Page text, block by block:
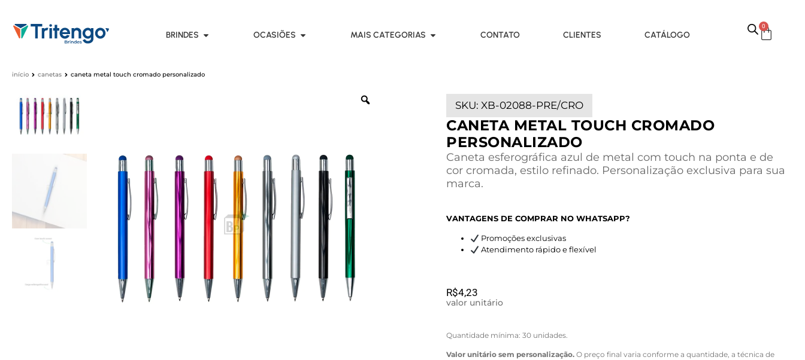
BRINDES OCASIÕES MAIS CATEGORIAS CONTATO CLIENTES CATÁLOGO
0
início canetas caneta metal touch cromado personalizado
SKU: XB-02088-PRE/CRO
CANETA METAL TOUCH CROMADO
PERSONALIZADO
Caneta esferográfica azul de metal com touch na ponta e de
cor cromada, estilo refinado. Personalização exclusiva para sua
marca.
VANTAGENS DE COMPRAR NO WHATSAPP?
Promoções exclusivas
Atendimento rápido e flexível
R$4,23
valor unitário
Quantidade mínima: 30 unidades.
Valor unitário sem personalização. O preço final varia conforme a quantidade, a técnica de